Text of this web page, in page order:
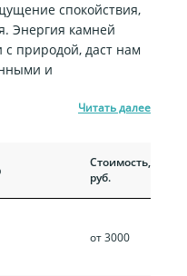
спокойствия,
Энергия камней
природой, даст нам
и
Читать далее
Стоимость,
руб.
от 3000